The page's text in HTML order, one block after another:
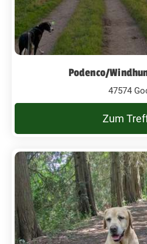
Podenco/
47574
Zum